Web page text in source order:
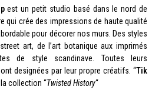
est un petit studio basé dans le nord de
qui crée des impressions de haute qualité
pour décorer nos murs. Des styles
art, de l’art botanique aux imprimés
de style scandinave. Toutes leurs
designées par leur propre créatifs. “Tik
collection “Twisted History“